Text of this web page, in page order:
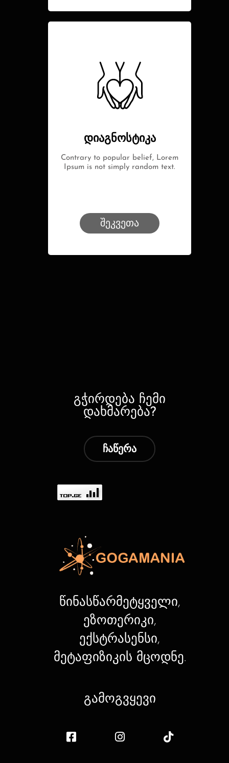
დიაგნოსტიკა
Contrary to popular belief, Lorem
Ipsum is not simply random text.
შეკვეთა
გჭირდება ჩემი
დახმარება?
ჩაწერა
წინასწარმეტყველი,
ეზოთერიკი,
ექსტრასენსი,
მეტაფიზიკის მცოდნე.
გამოგვყევი